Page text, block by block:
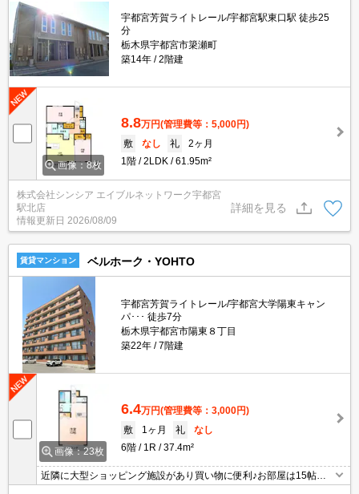
宇都宮芳賀ライトレール/宇都宮駅東口駅 徒歩25
分
栃木県宇都宮市簗瀬町
築14年
2階建
画像：8枚
8.8万円(管理費等：5,000円)
敷
なし 礼
2ヶ月
1階
2LDK 61.95m²
株式会社シンシア エイブルネットワーク宇都宮
駅北店
情報更新日 2026/08/09
詳細を見る
賃貸マンション ベルホーク・YOHTO
宇都宮芳賀ライトレール/宇都宮大学陽東キャン
パ･･･ 徒歩7分
栃木県宇都宮市陽東８丁目
築22年
7階建
画像：23枚
6.4万円(管理費等：3,000円)
敷
1ヶ月 礼
なし
6階
1R 37.4m²
近隣に大型ショッピング施設があり買い物に便利♪お部屋は15帖と
広めの1Rです♪